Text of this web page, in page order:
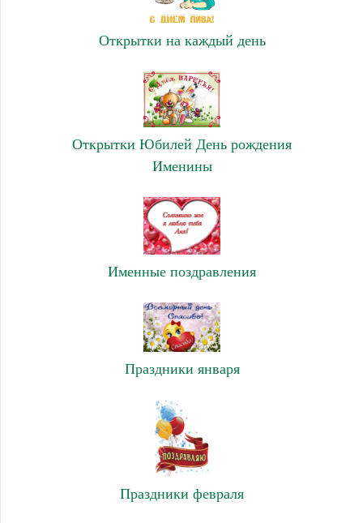
Открытки на каждый день
Открытки Юбилей День рождения
Именины
Именные поздравления
Праздники января
Праздники февраля